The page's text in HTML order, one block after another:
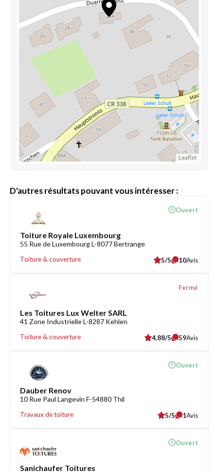
Leaflet
D'autres résultats pouvant vous intéresser :
Toiture Royale Luxembourg
55 Rue de Luxembourg L-8077 Bertrange
Toiture & couverture
Ouvert
5/5 10Avis
Les Toitures Lux Welter SARL
41 Zone Industrielle L-8287 Kehlen
Toiture & couverture
Fermé
4,88/5 59Avis
Dauber Renov
10 Rue Paul Langevin F-54880 Thil
Travaux de toiture
Ouvert
5/5 1Avis
Sanichaufer Toitures
Ouvert